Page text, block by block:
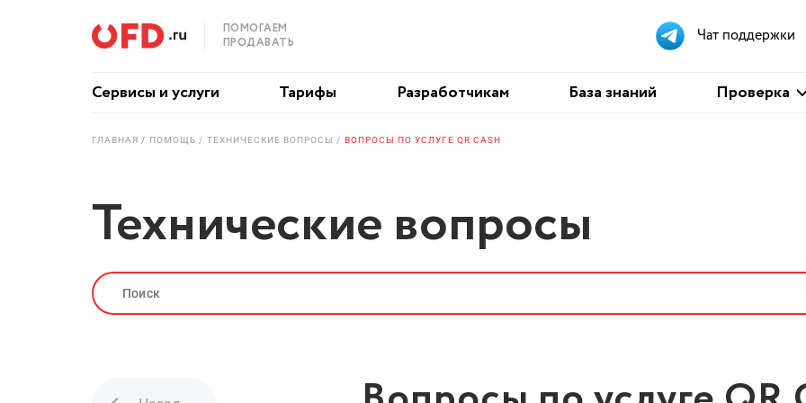
ПОМОГАЕМ
ПРОДАВАТЬ
Чат поддержки
Сервисы и услуги Тарифы Разработчикам База знаний Проверка
Проверка
ГЛАВНАЯ ПОМОЩЬ ТЕХНИЧЕСКИЕ ВОПРОСЫ ВОПРОСЫ ПО УСЛУГЕ QR CASH
Технические вопросы